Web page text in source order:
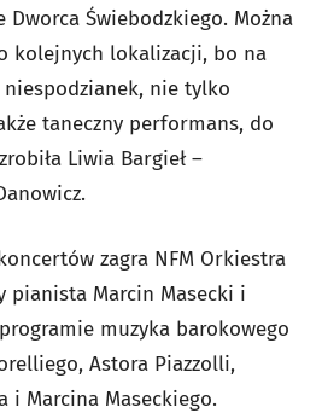
Świebodzkiego. Można
kolejnych lokalizacji, bo na
niespodzianek, nie tylko
taneczny performans, do
Liwia Bargieł –
zagra NFM Orkiestra
pianista Marcin Masecki i
muzyka barokowego
Astora Piazzolli,
i Marcina Maseckiego.